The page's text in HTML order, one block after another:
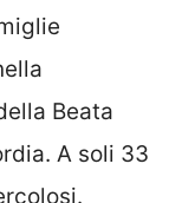
Beata
A soli 33